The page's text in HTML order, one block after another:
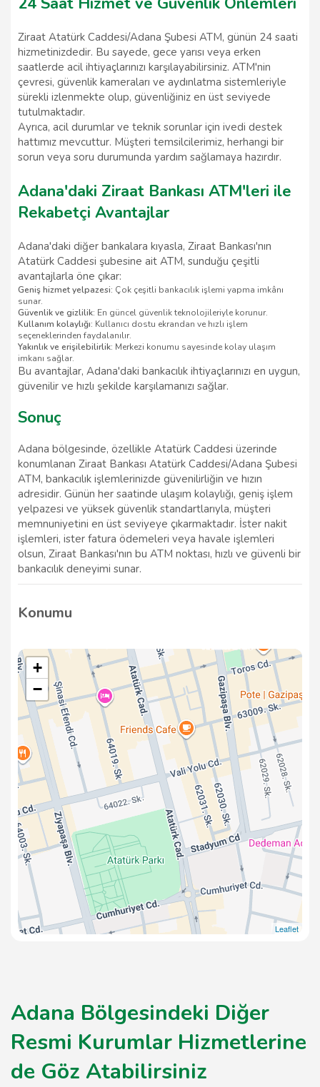
Ziraat Atatürk Caddesi/Adana Şubesi ATM, günün 24 saati
hizmetinizdedir. Bu sayede, gece yarısı veya erken
saatlerde acil ihtiyaçlarınızı karşılayabilirsiniz. ATM'nin
çevresi, güvenlik kameraları ve aydınlatma sistemleriyle
sürekli izlenmekte olup, güvenliğiniz en üst seviyede
tutulmaktadır.
Ayrıca, acil durumlar ve teknik sorunlar için ivedi destek
hattımız mevcuttur. Müşteri temsilcilerimiz, herhangi bir
sorun veya soru durumunda yardım sağlamaya hazırdır.
Adana'daki Ziraat Bankası ATM'leri ile
Rekabetçi Avantajlar
Adana'daki diğer bankalara kıyasla, Ziraat Bankası'nın
Atatürk Caddesi şubesine ait ATM, sunduğu çeşitli
avantajlarla öne çıkar:
Geniş hizmet yelpazesi: Çok çeşitli bankacılık işlemi yapma imkânı
sunar.
Güvenlik ve gizlilik: En güncel güvenlik teknolojileriyle korunur.
Kullanım kolaylığı: Kullanıcı dostu ekrandan ve hızlı işlem
seçeneklerinden faydalanılır.
Yakınlık ve erişilebilirlik: Merkezi konumu sayesinde kolay ulaşım
imkanı sağlar.
Bu avantajlar, Adana'daki bankacılık ihtiyaçlarınızı en uygun,
güvenilir ve hızlı şekilde karşılamanızı sağlar.
Sonuç
Adana bölgesinde, özellikle Atatürk Caddesi üzerinde
konumlanan Ziraat Bankası Atatürk Caddesi/Adana Şubesi
ATM, bankacılık işlemlerinizde güvenilirliğin ve hızın
adresidir. Günün her saatinde ulaşım kolaylığı, geniş işlem
yelpazesi ve yüksek güvenlik standartlarıyla, müşteri
memnuniyetini en üst seviyeye çıkarmaktadır. İster nakit
işlemleri, ister fatura ödemeleri veya havale işlemleri
olsun, Ziraat Bankası'nın bu ATM noktası, hızlı ve güvenli bir
bankacılık deneyimi sunar.
Konumu
+
−
Leaflet
Adana Bölgesindeki Diğer
Resmi Kurumlar Hizmetlerine
de Göz Atabilirsiniz